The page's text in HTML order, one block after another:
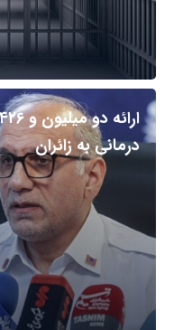
درمانی به زائران